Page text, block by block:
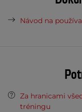
Návod na
Za hranicami
tréningu